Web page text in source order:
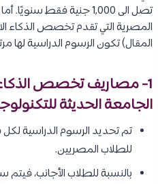
تصل الى 1,000 جنية فقط
المصرية التي تقدم تخصص الذكاء
المقال) تكون الرسوم الدراسية
1- مصاريف تخصص
الجامعة الحديثة
للطلاب المصريين.
بالنسبة للطلاب الأجانب، فيتم